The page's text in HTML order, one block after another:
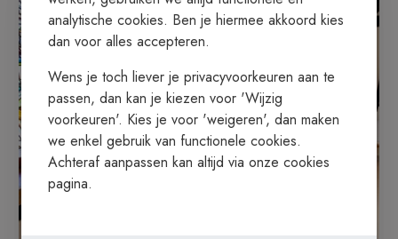
analytische cookies. Ben je hiermee akkoord kies
dan voor alles accepteren.
Wens je toch liever je privacyvoorkeuren aan te
passen, dan kan je kiezen voor 'Wijzig
voorkeuren'. Kies je voor 'weigeren', dan maken
we enkel gebruik van functionele cookies.
Achteraf aanpassen kan altijd via onze cookies
pagina.